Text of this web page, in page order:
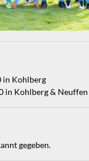
Kohlberg
in Kohlberg & Neuffen
gegeben.